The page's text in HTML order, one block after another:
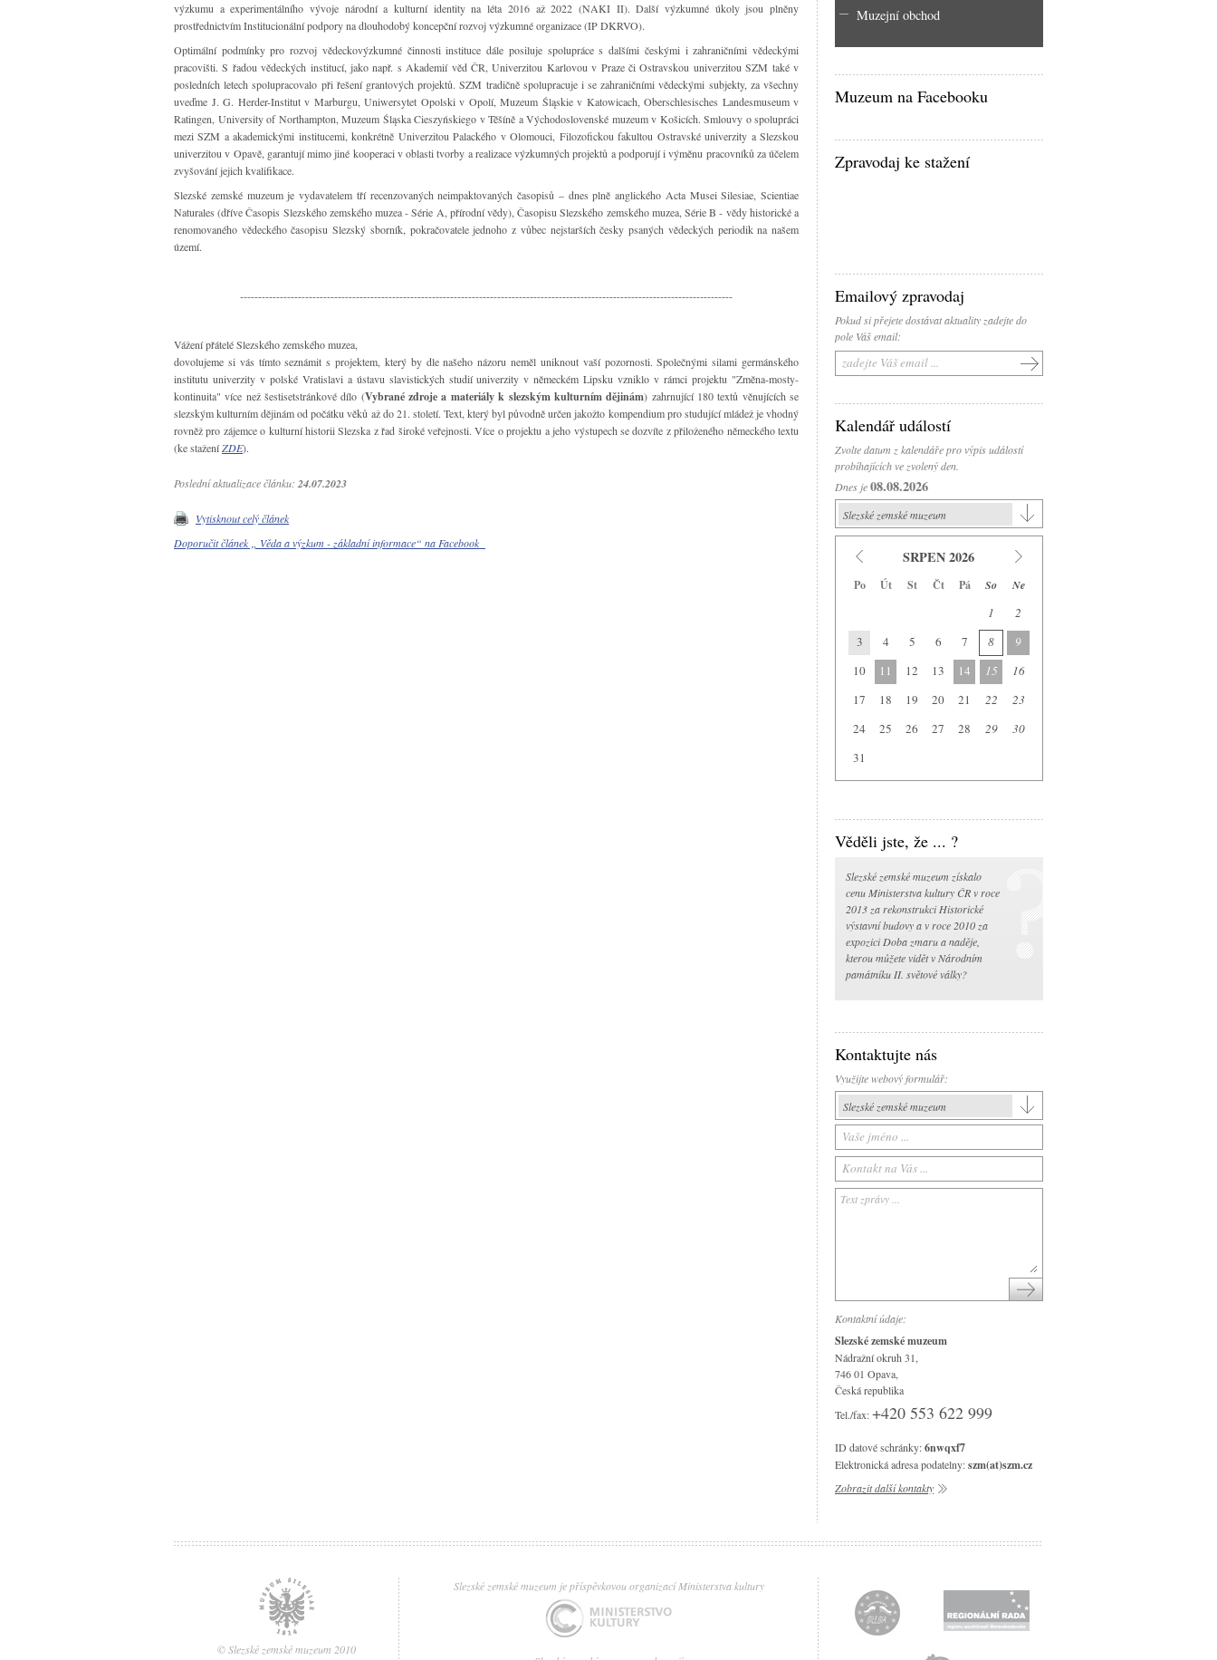
výzkumu a experimentálního vývoje národní a kulturní identity na léta 2016 až 2022 (NAKI II). Další výzkumné úkoly jsou plněny
prostřednictvím Institucionální podpory na dlouhodobý koncepční rozvoj výzkumné organizace (IP DKRVO).
Optimální podmínky pro rozvoj vědeckovýzkumné činnosti instituce dále posiluje spolupráce s dalšími českými i zahraničními vědeckými
pracovišti. S řadou vědeckých institucí, jako např. s Akademií věd ČR, Univerzitou Karlovou v Praze či Ostravskou univerzitou SZM také v
posledních letech spolupracovalo při řešení grantových projektů. SZM tradičně spolupracuje i se zahraničními vědeckými subjekty, za všechny
uveďme J. G. Herder-Institut v Marburgu, Uniwersytet Opolski v Opolí, Muzeum Śląskie v Katowicach, Oberschlesisches Landesmuseum v
Ratingen, University of Northampton, Muzeum Śląska Cieszyńskiego v Těšíně a Východoslovenské muzeum v Košicích. Smlouvy o spolupráci
mezi SZM a akademickými institucemi, konkrétně Univerzitou Palackého v Olomouci, Filozofickou fakultou Ostravské univerzity a Slezskou
univerzitou v Opavě, garantují mimo jiné kooperaci v oblasti tvorby a realizace výzkumných projektů a podporují i výměnu pracovníků za účelem
zvyšování jejich kvalifikace.
Slezské zemské muzeum je vydavatelem tří recenzovaných neimpaktovaných časopisů – dnes plně anglického Acta Musei Silesiae, Scientiae
Naturales (dříve Časopis Slezského zemského muzea - Série A, přírodní vědy), Časopisu Slezského zemského muzea, Série B - vědy historické a
renomovaného vědeckého časopisu Slezský sborník, pokračovatele jednoho z vůbec nejstarších česky psaných vědeckých periodik na našem
území.
----------------------------------------------------------------------------------------------------------------------------------------
Vážení přátelé Slezského zemského muzea,
dovolujeme si vás tímto seznámit s projektem, který by dle našeho názoru neměl uniknout vaší pozornosti. Společnými silami germánského
institutu univerzity v polské Vratislavi a ústavu slavistických studií univerzity v německém Lipsku vzniklo v rámci projektu "Změna-mosty-
kontinuita" více než šestisetstránkové dílo (Vybrané zdroje a materiály k slezským kulturním dějinám) zahrnující 180 textů věnujících se
slezským kulturním dějinám od počátku věků až do 21. století. Text, který byl původně určen jakožto kompendium pro studující mládež je vhodný
rovněž pro zájemce o kulturní historii Slezska z řad široké veřejnosti. Více o projektu a jeho výstupech se dozvíte z přiloženého německého textu
(ke staženíZDE).
Poslední aktualizace článku: 24.07.2023
Vytisknout celý článek
Doporučit článek „ Věda a výzkum - základní informace“ na Facebook
Muzejní obchod
Muzeum na Facebooku
Zpravodaj ke stažení
Emailový zpravodaj
Pokud si přejete dostávat aktuality zadejte do
pole Váš email:
Kalendář událostí
Zvolte datum z kalendáře pro výpis událostí
probíhajících ve zvolený den.
Dnes je08.08.2026
Slezské zemské muzeum
Slezské zemské muzeum
Historická výstavní budova
Arboretum Nový Dvůr
Národní památník II. světové války
Památník Petra Bezruče
Areál čs. opevnění
SRPEN 2026
Po Út St Čt Pá So Ne
1
2
3
4 5 6 7 8
9
10
11 12 13 14 15
16
17
18 19 20 21 22
23
24
25 26 27 28 29
30
31
Věděli jste, že ... ?
Slezské zemské muzeum získalo
cenu Ministerstva kultury ČR v roce
2013 za rekonstrukci Historické
výstavní budovy a v roce 2010 za
expozici Doba zmaru a naděje,
kterou můžete vidět v Národním
památníku II. světové války?
Kontaktujte nás
Využijte webový formulář:
Slezské zemské muzeum
Slezské zemské muzeum
Historická výstavní budova
Arboretum Nový Dvůr
Národní památník II. světové války
Kontaktní údaje:
Slezské zemské muzeum
Nádražní okruh 31,
746 01 Opava,
Česká republika
Tel./fax:+420 553 622 999
ID datové schránky:6nwqxf7
Elektronická adresa podatelny:szm(at)szm.cz
Zobrazit další kontakty
Slezské zemské muzeum je příspěvkovou organizací Ministerstva kultury
© Slezské zemské muzeum 2010